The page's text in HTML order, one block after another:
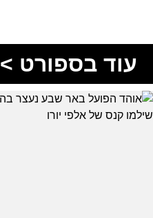
עוד בספורט >